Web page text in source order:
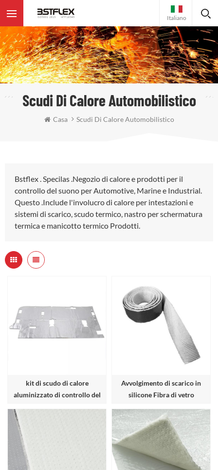
Italiano
Scudi Di Calore Automobilistico
Casa Scudi Di Calore Automobilistico
Bstflex . Specilas .Negozio di calore e prodotti per il
controllo del suono per Automotive, Marine e Industrial.
Questo .Include l'involucro di calore per intestazioni e
sistemi di scarico, scudo termico, nastro per schermatura
termica e manicotto termico Prodotti.
kit di scudo di calore
aluminizzato di controllo del
Avvolgimento di scarico in
silicone Fibra di vetro
silicone